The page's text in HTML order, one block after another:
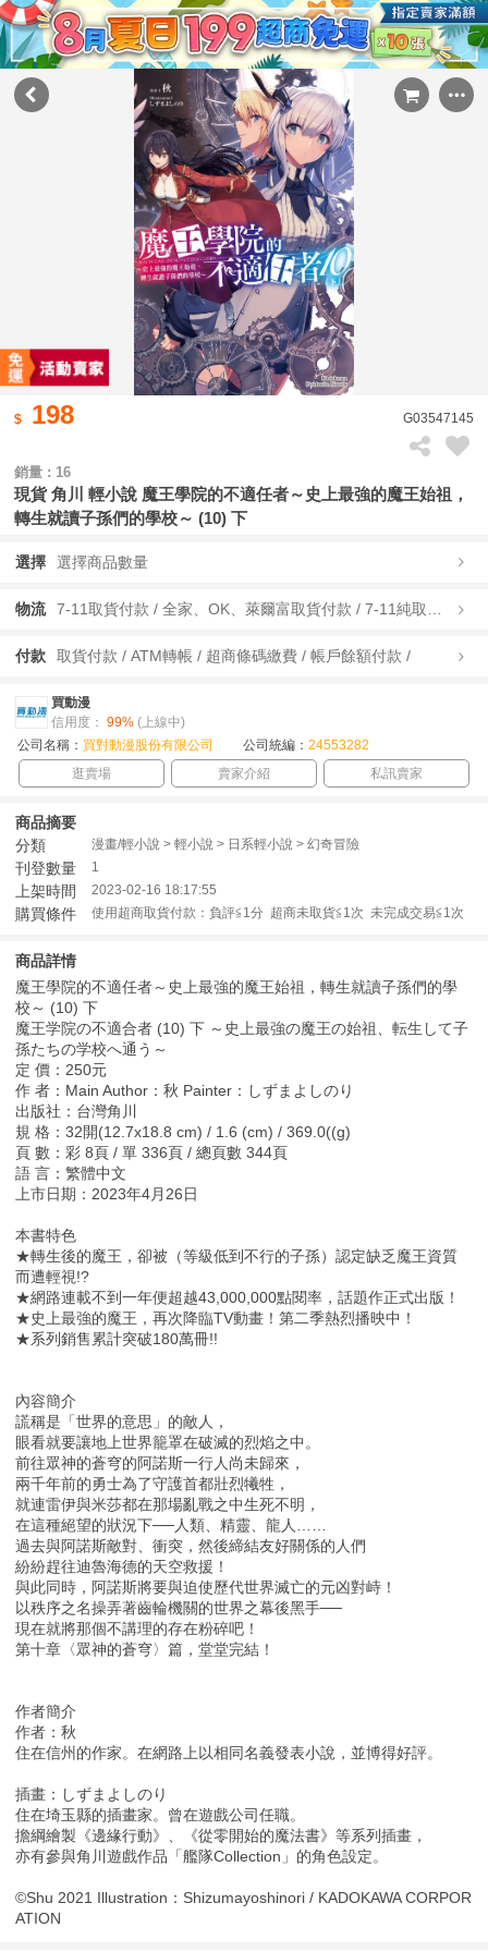
198 G03547145
銷量 : 16
現貨 角川 輕小說 魔王學院的不適任者～史上最強的魔王始祖，
轉生就讀子孫們的學校～ (10) 下
選擇 選擇商品數量
物流
付款 取貨付款 / ATM轉帳 / 超商條碼繳費 / 帳戶餘額付款 /
買動漫
信用度： 99% (上線中)
公司名稱： 買對動漫股份有限公司 公司統編： 24553282
逛賣場
賣家介紹 私訊賣家
商品摘要
分類
漫畫/輕小說 > 輕小說 > 日系輕小說 > 幻奇冒險
刊登數量 1
上架時間 2023-02-16 18:17:55
購買條件 使用超商取貨付款：負評≦1分 超商未取貨≦1次 未完成交易≦1次
商品詳情
魔王學院的不適任者～史上最強的魔王始祖，轉生就讀子孫們的學
校～ (10) 下
魔王学院の不適合者 (10) 下 ～史上最強の魔王の始祖、転生して子
孫たちの学校へ通う～
定 價：250元
作 者：Main Author：秋 Painter：しずまよしのり
出版社：台灣角川
規 格：32開(12.7x18.8 cm) / 1.6 (cm) / 369.0((g)
頁 數：彩 8頁 / 單 336頁 / 總頁數 344頁
語 言：繁體中文
上市日期：2023年4月26日
本書特色
★轉生後的魔王，卻被（等級低到不行的子孫）認定缺乏魔王資質
而遭輕視!?
★網路連載不到一年便超越43,000,000點閱率，話題作正式出版！
★史上最強的魔王，再次降臨TV動畫！第二季熱烈播映中！
★系列銷售累計突破180萬冊!!
內容簡介
謊稱是「世界的意思」的敵人，
眼看就要讓地上世界籠罩在破滅的烈焰之中。
前往眾神的蒼穹的阿諾斯一行人尚未歸來，
兩千年前的勇士為了守護首都壯烈犧牲，
就連雷伊與米莎都在那場亂戰之中生死不明，
在這種絕望的狀況下──人類、精靈、龍人……
過去與阿諾斯敵對、衝突，然後締結友好關係的人們
紛紛趕往迪魯海德的天空救援！
與此同時，阿諾斯將要與迫使歷代世界滅亡的元凶對峙！
以秩序之名操弄著齒輪機關的世界之幕後黑手──
現在就將那個不講理的存在粉碎吧！
第十章〈眾神的蒼穹〉篇，堂堂完結！
作者簡介
作者：秋
住在信州的作家。在網路上以相同名義發表小說，並博得好評。
插畫：しずまよしのり
住在埼玉縣的插畫家。曾在遊戲公司任職。
擔綱繪製《邊緣行動》、《從零開始的魔法書》等系列插畫，
亦有參與角川遊戲作品「艦隊Collection」的角色設定。
©Shu 2021 Illustration：Shizumayoshinori / KADOKAWA CORPOR
ATION